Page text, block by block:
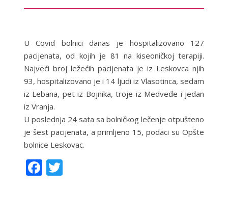
U Covid bolnici danas je hospitalizovano 127
pacijenata, od kojih je 81 na kiseoničkoj terapiji.
Najveći broj ležećih pacijenata je iz Leskovca njih
93, hospitalizovano je i 14 ljudi iz Vlasotinca, sedam
iz Lebana, pet iz Bojnika, troje iz Medveđe i jedan
iz Vranja.
U poslednja 24 sata sa bolničkog lečenje otpušteno
je šest pacijenata, a primljeno 15, podaci su Opšte
bolnice Leskovac.
F T